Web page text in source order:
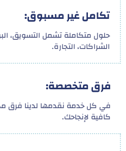
تكامل غير مسبوق:
حلول متكاملة تشمل التسويق،
الشراكات، التجارة.
فرق متخصصة:
في كل خدمة نقدمها لدينا فرق
كافية لإنجاحك.